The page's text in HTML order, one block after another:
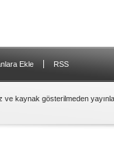
Ekle RSS
ve kaynak gösterilmeden